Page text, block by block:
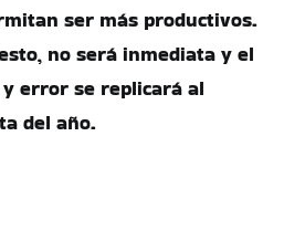
ser más productivos.
no será inmediata y el
error se replicará al
del año.